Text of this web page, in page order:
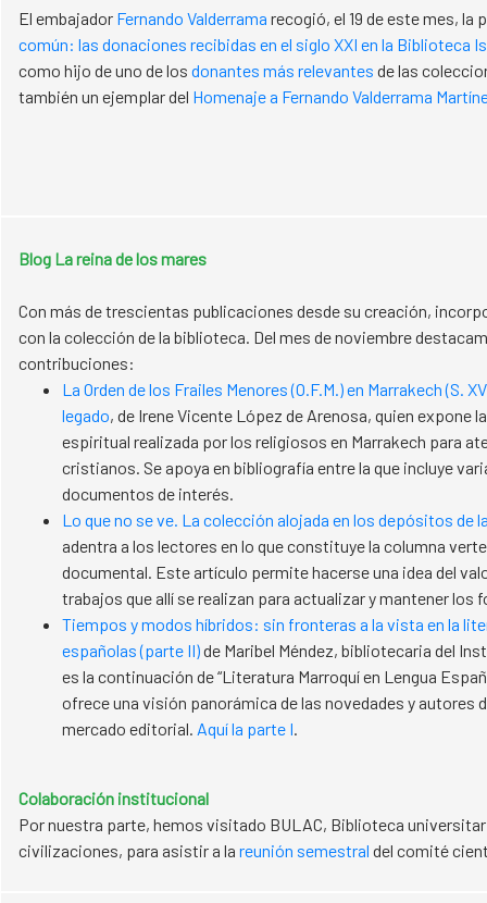
​​​​​​​El embajador Fernando Valderrama recogió, el 19 de este mes, la
común: las donaciones recibidas en el siglo XXI en la Biblioteca
como hijo de uno de los donantes más relevantes de las
también un ejemplar del Homenaje a Fernando Valderrama
Blog La reina de los mares
Con más de trescientas publicaciones desde su creación,
con la colección de la biblioteca. Del mes de noviembre
contribuciones:
La Orden de los Frailes Menores (O.F.M.) en Marrakech (S.
legado, de Irene Vicente López de Arenosa, quien expone
espiritual realizada por los religiosos en Marrakech para
cristianos. Se apoya en bibliografía entre la que incluye
documentos de interés.
Lo que no se ve. La colección alojada en los depósitos de
adentra a los lectores en lo que constituye la columna
documental. Este artículo permite hacerse una idea del
trabajos que allí se realizan para actualizar y mantener los
Tiempos y modos híbridos: sin fronteras a la vista en la
españolas (parte II)de Maribel Méndez, bibliotecaria del
es la continuación de “Literatura Marroquí en Lengua
ofrece una visión panorámica de las novedades y autores
mercado editorial. Aquí la parte I.
Colaboración institucional
Por nuestra parte, hemos visitado BULAC, Biblioteca
civilizaciones, para asistir a la reunión semestral del comité